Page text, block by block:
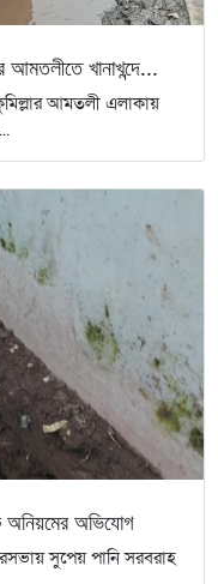
আমতলীতে খানাখন্দে...
আমতলী এলাকায়
অনিয়মের অভিযোগ
সুপেয় পানি সরবরাহ